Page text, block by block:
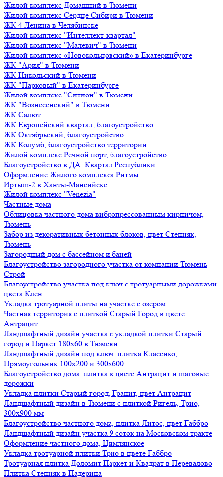
Жилой комплекс Домашний в Тюмени
Жилой комплекс Сердце Сибири в Тюмени
ЖК 4 Ленина в Челябинске
Жилой комплекс "Интеллект-квартал"
Жилой комплекс "Малевич" в Тюмени
Жилой комплекс «Новокольцовский» в Екатеринбурге
ЖК "Ария" в Тюмени
ЖК Никольский в Тюмени
ЖК "Парковый" в Екатеринбурге
Жилой комплекс "Ситион" в Тюмени
ЖК "Вознесенский" в Тюмени
ЖК Салют
ЖК Европейский квартал, благоустройство
ЖК Октябрьский, благоустройство
ЖК Колумб, благоустройство территории
Жилой комплекс Речной порт, благоустройство
Благоустройство в ДА. Квартал Республики
Оформление Жилого комплекса Ритмы
Иртыш-2 в Ханты-Мансийске
Жилой комплекс "Venezia"
Частные дома
Облицовка частного дома вибропрессованным кирпичом,
Тюмень
Забор из декоративных бетонных блоков, цвет Степняк,
Тюмень
Загородный дом с бассейном и баней
Благоустройство загородного участка от компании Тюмень
Строй
Благоустройство участка под ключ с тротуарными дорожками
цвета Клен
Укладка тротуарной плиты на участке с озером
Частная территория с плиткой Старый Город в цвете
Антрацит
Ландшафтный дизайн участка с укладкой плитки Старый
город и Паркет 180х60 в Тюмени
Ландшафтный дизайн под ключ: плитка Классико,
Прямоугольник 100х200 и 300х600
Благоустройство дома: плитка в цвете Антрацит и шаговые
дорожки
Укладка плитки Старый город, Гранит, цвет Антрацит
Ландшафтный дизайн в Тюмени с плиткой Ригель, Трио,
300х900 мм
Благоустройство частного дома, плитка Литос, цвет Габбро
Ландшафтный дизайн участка 9 соток на Московском тракте
Оформление частного дома, Цимлянское
Укладка тротуарной плитки Трио в цвете Габбро
Тротуарная плитка Доломит Паркет и Квадрат в Перевалово
Плитка Степняк в Падерина